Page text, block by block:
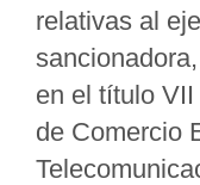
relativas al
en el título
de Comercio